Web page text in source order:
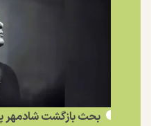
بحث بازگشت شادمهر